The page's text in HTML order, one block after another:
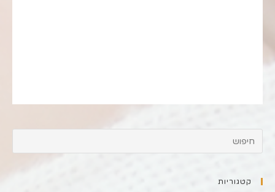
קטגוריות